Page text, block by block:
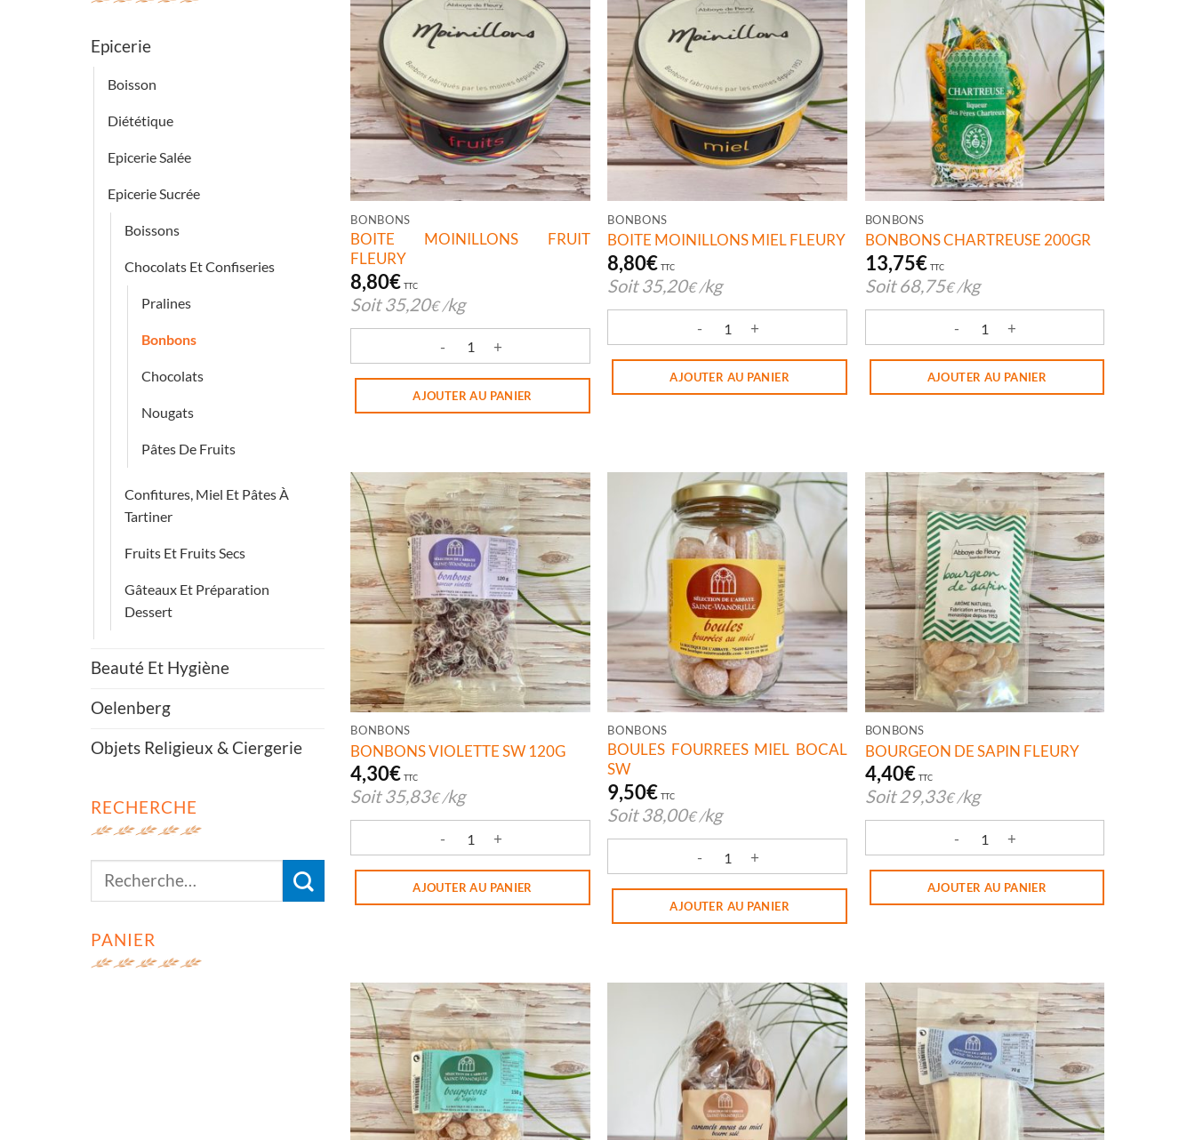
Epicerie
Boisson
Diététique
Epicerie Salée
Epicerie Sucrée
Boissons
Chocolats Et Confiseries
Pralines
Bonbons
Chocolats
Nougats
Pâtes De Fruits
Confitures, Miel Et Pâtes À
Tartiner
Fruits Et Fruits Secs
Gâteaux Et Préparation
Dessert
Beauté Et Hygiène
Oelenberg
Objets Religieux & Ciergerie
RECHERCHE
PANIER
BONBONS
BOITE MOINILLONS FRUIT
FLEURY
8,80€ TTC
Soit 35,20€ /kg
quantité de BOITE MOINILLONS FRUIT FLEURY
AJOUTER AU PANIER
BONBONS
BOITE MOINILLONS MIEL FLEURY
8,80€ TTC
Soit 35,20€ /kg
quantité de BOITE MOINILLONS MIEL FLEURY
AJOUTER AU PANIER
BONBONS
BONBONS CHARTREUSE 200GR
13,75€ TTC
Soit 68,75€ /kg
quantité de BONBONS CHARTREUSE 200GR
AJOUTER AU PANIER
BONBONS
BONBONS VIOLETTE SW 120G
4,30€ TTC
Soit 35,83€ /kg
quantité de BONBONS VIOLETTE SW 120G
AJOUTER AU PANIER
BONBONS
BOULES FOURREES MIEL BOCAL
SW
9,50€ TTC
Soit 38,00€ /kg
quantité de BOULES FOURREES MIEL BOCAL SW
AJOUTER AU PANIER
BONBONS
BOURGEON DE SAPIN FLEURY
4,40€ TTC
Soit 29,33€ /kg
quantité de BOURGEON DE SAPIN FLEURY
AJOUTER AU PANIER